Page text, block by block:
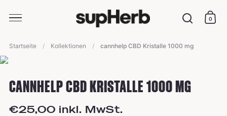
Suche
0
Startseite / Kollektionen / cannhelp CBD Kristalle 1000 mg
CANNHELP CBD KRISTALLE 1000 MG
€25,00 inkl. MwSt.